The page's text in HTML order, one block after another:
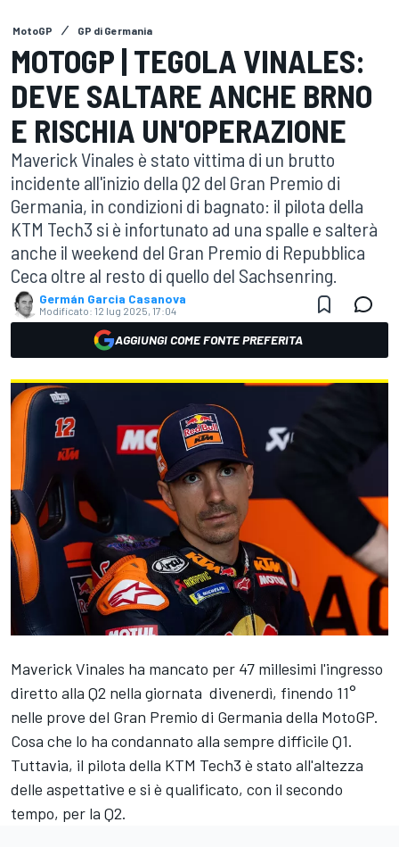
MotoGP GP di Germania
MOTOGP | TEGOLA VINALES:
DEVE SALTARE ANCHE BRNO
E RISCHIA UN'OPERAZIONE
Maverick Vinales è stato vittima di un brutto
incidente all'inizio della Q2 del Gran Premio di
Germania, in condizioni di bagnato: il pilota della
KTM Tech3 si è infortunato ad una spalle e salterà
anche il weekend del Gran Premio di Repubblica
Ceca oltre al resto di quello del Sachsenring.
Germán Garcia Casanova
Modificato: 12 lug 2025, 17:04
AGGIUNGI COME FONTE PREFERITA
Maverick Vinales ha mancato per 47 millesimi l'ingresso
diretto alla Q2 nella giornata divenerdì, finendo 11°
nelle prove del Gran Premio di Germania della MotoGP.
Cosa che lo ha condannato alla sempre difficile Q1.
Tuttavia, il pilota della KTM Tech3 è stato all'altezza
delle aspettative e si è qualificato, con il secondo
tempo, per la Q2.